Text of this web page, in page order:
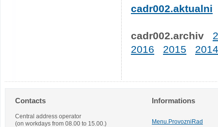
cadr002.aktualni
cadr002.archiv
2016
2015 2014
Contacts
Central address operator
(on workdays from 08.00 to 15.00.)
Informations
Menu.ProvozniRad